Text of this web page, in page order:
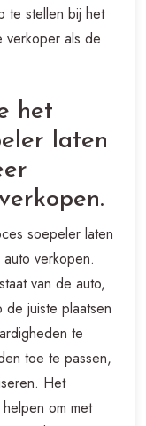
te stellen bij het
verkoper als de
het
laten
soepeler laten
verkopen.
van de auto,
juiste plaatsen
te
toe te passen,
Het
om met